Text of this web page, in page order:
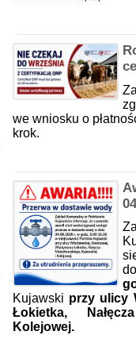
we wniosku o
krok.
Kujawski przy ulicy
Łokietka,
Kolejowej.